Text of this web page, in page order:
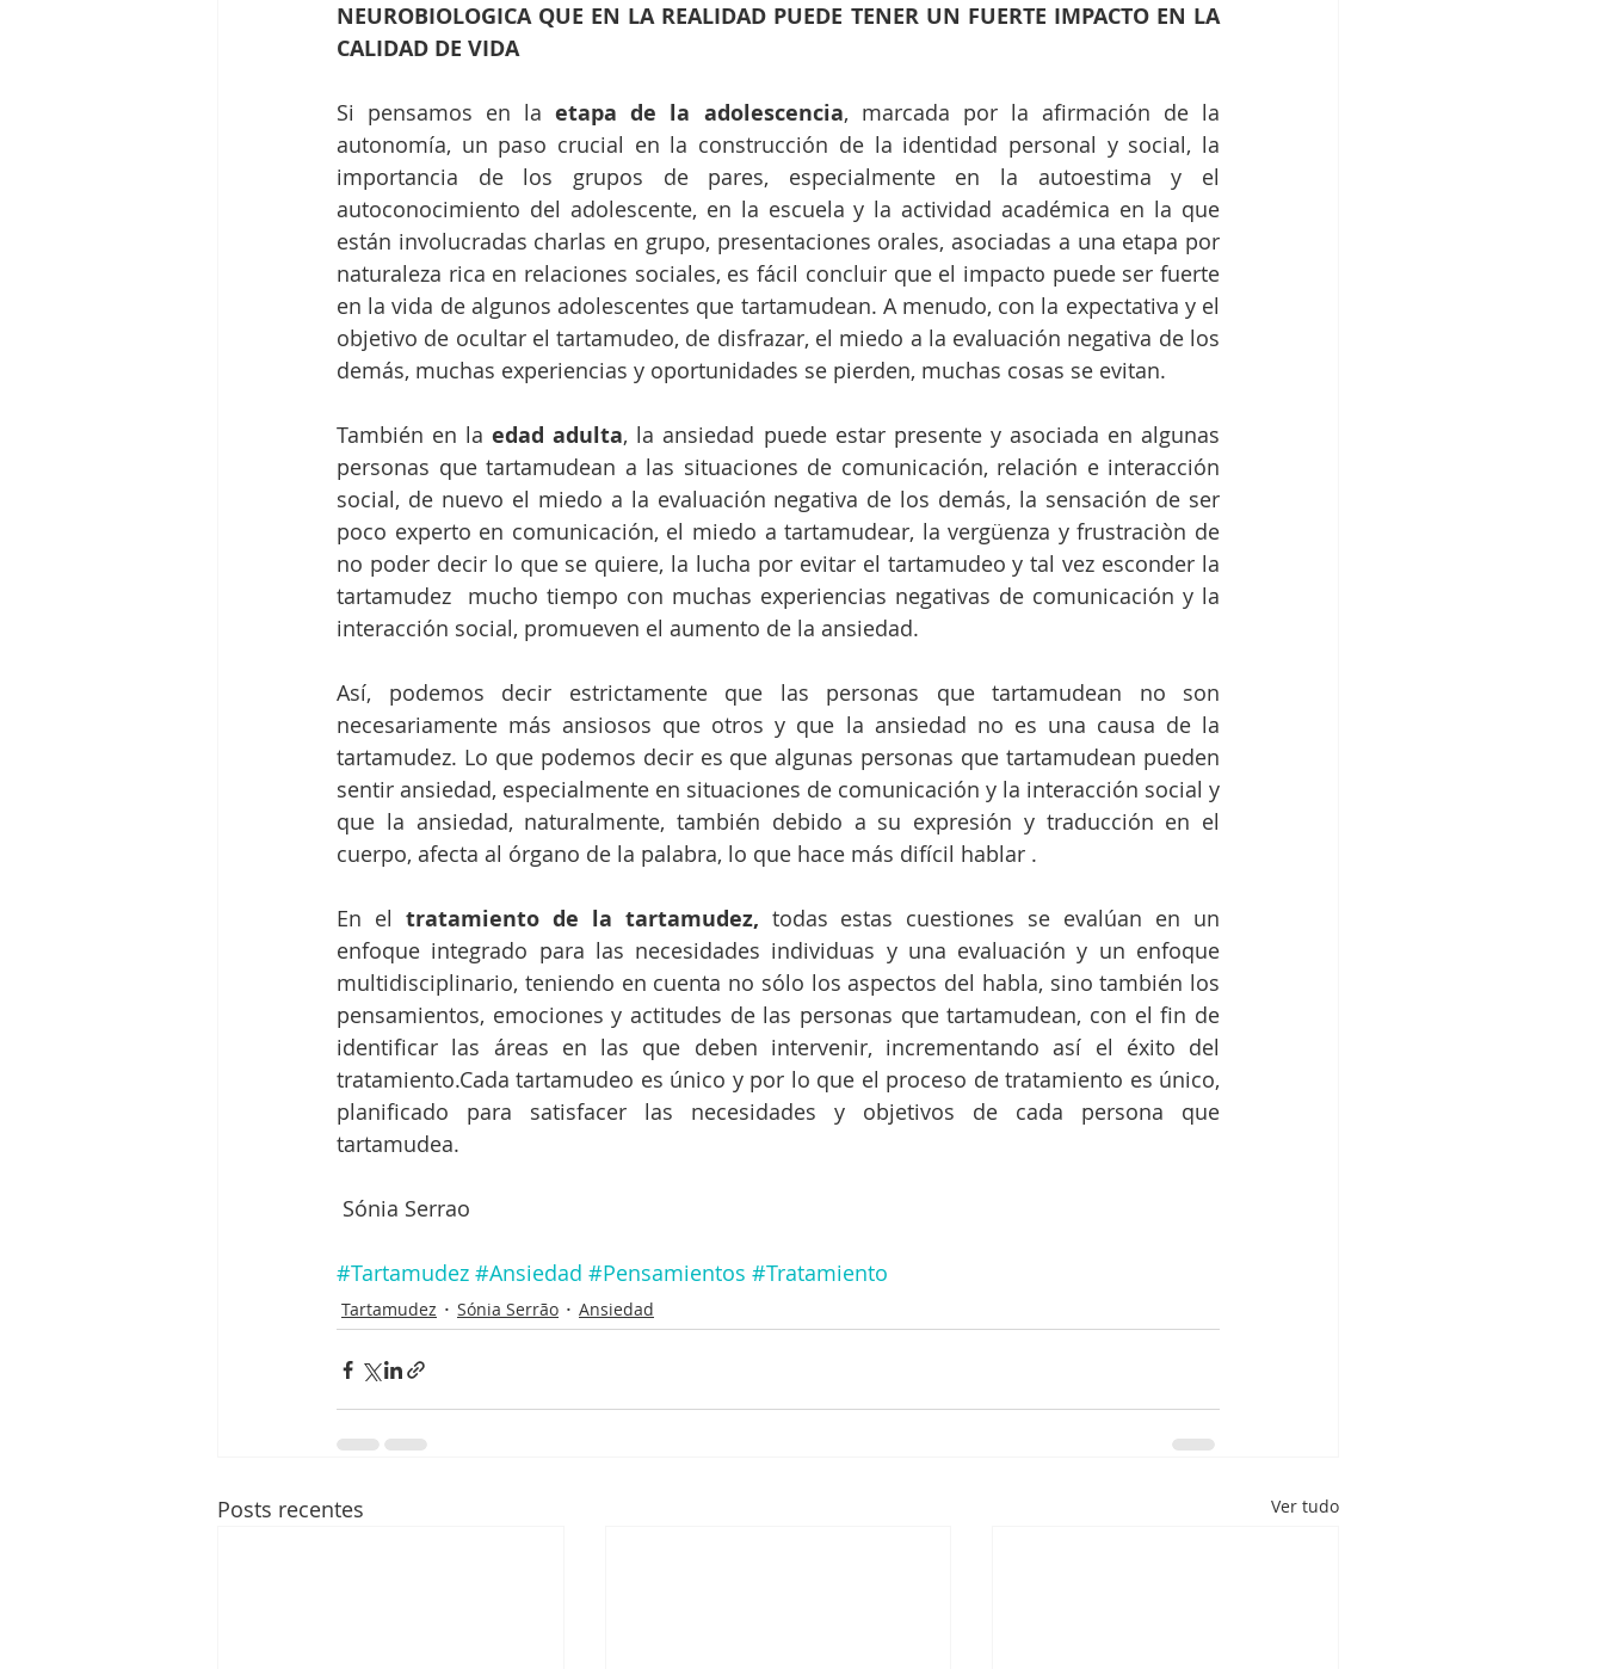
NEUROBIOLOGICA QUE EN LA REALIDAD PUEDE TENER UN FUERTE IMPACTO EN LA
CALIDAD DE VIDA
Si pensamos en la etapa de la adolescencia, marcada por la afirmación de la
autonomía, un paso crucial en la construcción de la identidad personal y social, la
importancia de los grupos de pares, especialmente en la autoestima y el
autoconocimiento del adolescente, en la escuela y la actividad académica en la que
están involucradas charlas en grupo, presentaciones orales, asociadas a una etapa por
naturaleza rica en relaciones sociales, es fácil concluir que el impacto puede ser fuerte
en la vida de algunos adolescentes que tartamudean. A menudo, con la expectativa y el
objetivo de ocultar el tartamudeo, de disfrazar, el miedo a la evaluación negativa de los
También en la edad adulta, la ansiedad puede estar presente y asociada en algunas
personas que tartamudean a las situaciones de comunicación, relación e interacción
social, de nuevo el miedo a la evaluación negativa de los demás, la sensación de ser
poco experto en comunicación, el miedo a tartamudear, la vergüenza y frustraciòn de
no poder decir lo que se quiere, la lucha por evitar el tartamudeo y tal vez esconder la
tartamudez  mucho tiempo con muchas experiencias negativas de comunicación y la
Así, podemos decir estrictamente que las personas que tartamudean no son
necesariamente más ansiosos que otros y que la ansiedad no es una causa de la
tartamudez. Lo que podemos decir es que algunas personas que tartamudean pueden
sentir ansiedad, especialmente en situaciones de comunicación y la interacción social y
que la ansiedad, naturalmente, también debido a su expresión y traducción en el
En el tratamiento de la tartamudez, todas estas cuestiones se evalúan en un
enfoque integrado para las necesidades individuas y una evaluación y un enfoque
multidisciplinario, teniendo en cuenta no sólo los aspectos del habla, sino también los
pensamientos, emociones y actitudes de las personas que tartamudean, con el fin de
identificar las áreas en las que deben intervenir, incrementando así el éxito del
tratamiento.Cada tartamudeo es único y por lo que el proceso de tratamiento es único,
planificado para satisfacer las necesidades y objetivos de cada persona que
tartamudea.
Sónia Serrao
#Tartamudez #Ansiedad #Pensamientos #Tratamiento
Tartamudez Sónia Serrão Ansiedad
Posts recentes Ver tudo